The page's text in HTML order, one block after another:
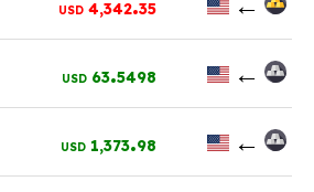
4,342 35
USD
←
63.5498
USD
←
1,373.98
USD